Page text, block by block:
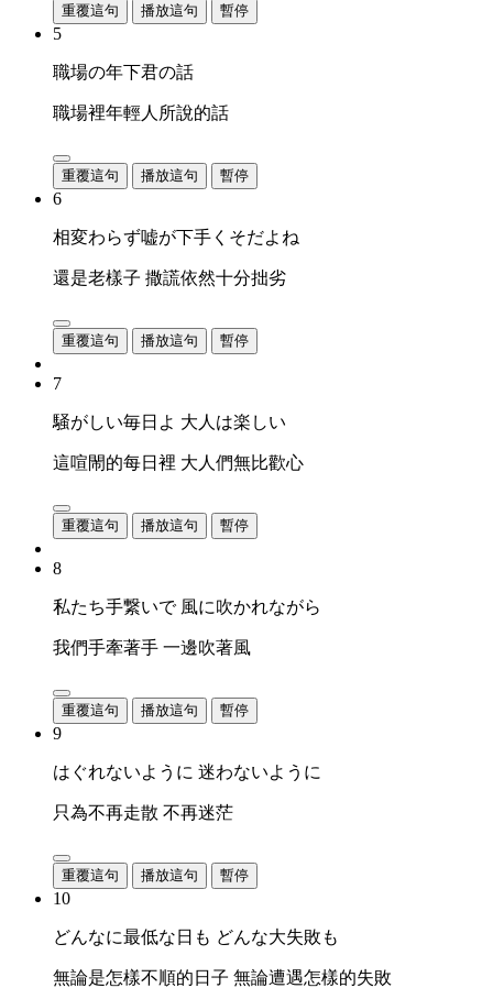
重覆這句 播放這句 暫停
5
職場の年下君の話
職場裡年輕人所說的話
重覆這句 播放這句 暫停
6
相変わらず嘘が下手くそだよね
還是老樣子 撒謊依然十分拙劣
重覆這句 播放這句 暫停
7
騒がしい毎日よ 大人は楽しい
這喧閙的每日裡 大人們無比歡心
重覆這句 播放這句 暫停
8
私たち手繋いで 風に吹かれながら
我們手牽著手 一邊吹著風
重覆這句 播放這句 暫停
9
はぐれないように 迷わないように
只為不再走散 不再迷茫
重覆這句 播放這句 暫停
10
どんなに最低な日も どんな大失敗も
無論是怎樣不順的日子 無論遭遇怎樣的失敗